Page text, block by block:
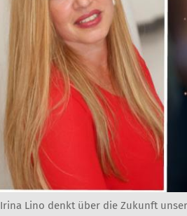
Irina Lino denkt über die Zukunft